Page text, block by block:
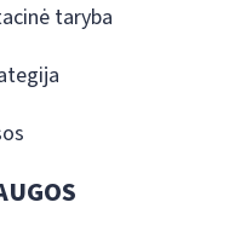
taryba